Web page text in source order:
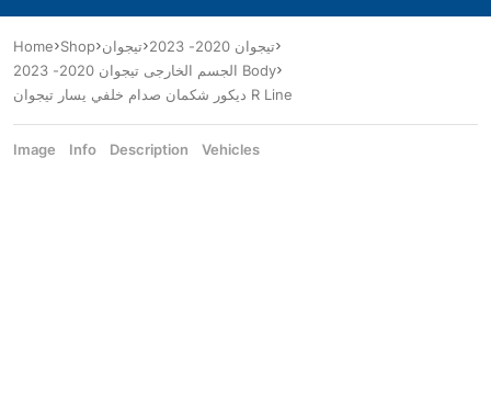
Home Shop تيجوان
تيجوان 2020- 2023
الجسم الخارجى تيجوان 2020- 2023 Body
ديكور شكمان صدام خلفي يسار تيجوان R Line
Image Info Description Vehicles